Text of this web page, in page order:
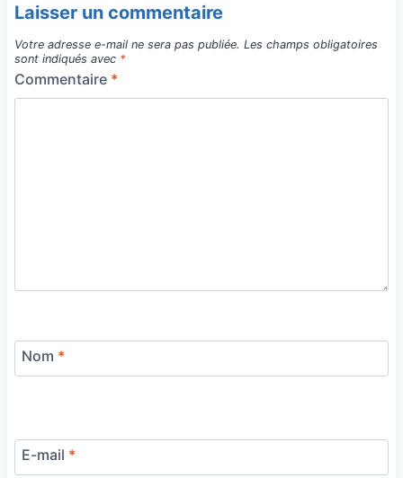
Laisser un commentaire
Votre adresse e-mail ne sera pas publiée. Les champs obligatoires
sont indiqués avec *
Commentaire *
Nom *
E-mail *